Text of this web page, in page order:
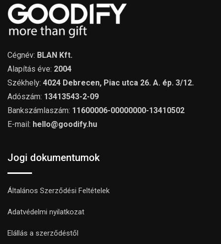
Cégnév: BLAN Kft.
Alapítás éve: 2004
Székhely: 4024 Debrecen, Piac utca 26. A. ép. 3/12.
Adószám: 13413543-2-09
Bankszámlaszám: 11600006-00000000-13410502
E-mail: hello@goodify.hu
Jogi dokumentumok
Általános Szerződési Feltételek
Adatvédelmi nyilatkozat
Elállás a szerződéstől